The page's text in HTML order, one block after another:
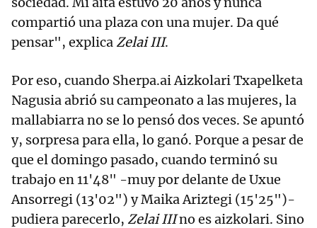
compartió una plaza con una mujer. Da qué
pensar", explica Zelai III.
Por eso, cuando Sherpa.ai Aizkolari Txapelketa
Nagusia abrió su campeonato a las mujeres, la
mallabiarra no se lo pensó dos veces. Se apuntó
y, sorpresa para ella, lo ganó. Porque a pesar de
que el domingo pasado, cuando terminó su
trabajo en 11'48" -muy por delante de Uxue
Ansorregi (13'02") y Maika Ariztegi (15'25")-
pudiera parecerlo, Zelai IIIno es aizkolari. Sino